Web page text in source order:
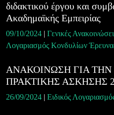
διδακτικού έργου και
Ακαδημαϊκής Εμπειρίας
09/10/2024 | Γενικές
Λογαριασμός Κονδυλίων
ΑΝΑΚΟΙΝΩΣΗ ΓΙΑ
ΠΡΑΚΤΙΚΗΣ ΑΣΚΗΣΗΣ
26/09/2024 | Ειδικός